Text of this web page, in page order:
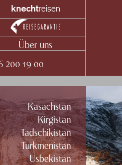
knechtreisen
Über uns
200 19 00
Kasachstan
Kirgistan
Tadschikistan
Turkmenistan
Usbekistan